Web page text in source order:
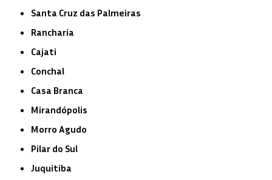
Santa Cruz das Palmeiras
Rancharia
Cajati
Conchal
Casa Branca
Mirandópolis
Morro Agudo
Pilar do Sul
Juquitiba